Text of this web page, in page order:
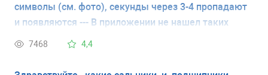
символы (см. фото), секунды через 3-4 пропадают
и появляются --- В приложении не нашел таких
кодов ошибки. Что это значит и как исправить?
7468 4,4